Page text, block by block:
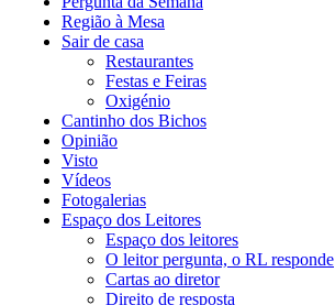
Região à Mesa
Sair de casa
Restaurantes
Festas e Feiras
Oxigénio
Cantinho dos Bichos
Opinião
Visto
Vídeos
Fotogalerias
Espaço dos Leitores
Espaço dos leitores
O leitor pergunta, o RL responde
Cartas ao diretor
Direito de resposta